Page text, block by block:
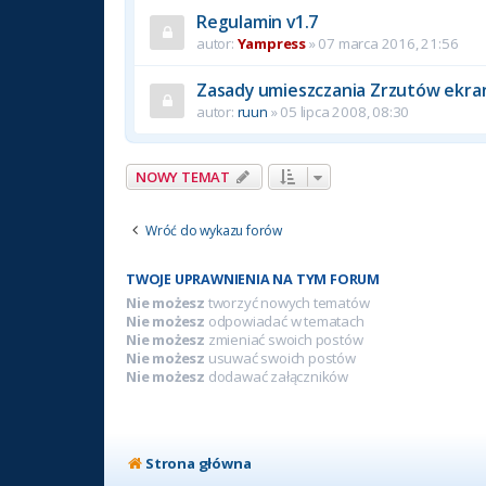
Regulamin v1.7
autor: Yampress» 07 marca 2016, 21:56
Zasady umieszczania Zrzutów
autor: ruun » 05 lipca 2008, 08:30
NOWY TEMAT
Wróć do wykazu forów
TWOJE UPRAWNIENIA NA TYM FORUM
Nie możesz tworzyć nowych tematów
Nie możesz odpowiadać w tematach
Nie możesz zmieniać swoich postów
Nie możesz usuwać swoich postów
Nie możesz dodawać załączników
Strona główna